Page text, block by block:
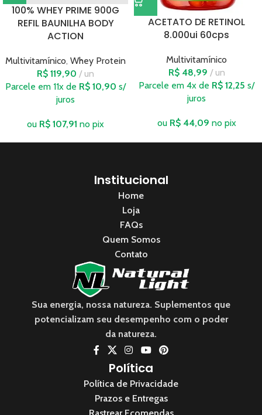
100% WHEY PRIME 900G
REFIL BAUNILHA BODY
ACTION
Multivitamínico, Whey Protein
R$ 119,90
un
Parcele em 11x de R$ 10,90 s/
juros
ou R$ 107,91 no pix
ACETATO DE RETINOL
8.000ui 60cps
Multivitamínico
R$48,99
un
Parcele em 4x de R$ 12,25 s/
juros
ou R$44,09 no pix
Institucional
Home
Loja
FAQs
Quem Somos
Contato
Sua energia, nossa natureza. Suplementos que
potencializam seu desempenho com o poder
da natureza.
Política
Política de Privacidade
Prazos e Entregas